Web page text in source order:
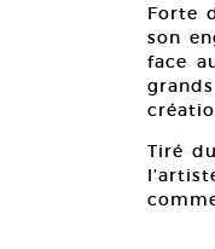
Forte
son
face
Tiré